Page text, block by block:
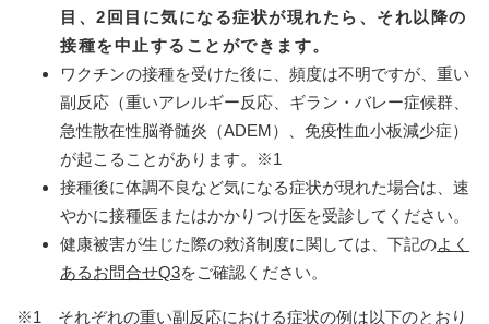
目、2回目に気になる症状が現れたら、それ以降の
接種を中止することができます。
ワクチンの接種を受けた後に、頻度は不明ですが、重い
副反応（重いアレルギー反応、ギラン・バレー症候群、
急性散在性脳脊髄炎（ADEM）、免疫性血小板減少症）
が起こることがあります。※1
接種後に体調不良など気になる症状が現れた場合は、速
やかに接種医またはかかりつけ医を受診してください。
健康被害が生じた際の救済制度に関しては、下記のよく
あるお問合せQ3をご確認ください。
※1 それぞれの重い副反応における症状の例は以下のとおり